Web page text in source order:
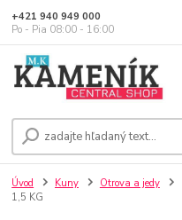
+421 940 949 000
Po - Pia 08:00 - 16:00
Úvod Kuny Otrova a jedy
1,5 KG